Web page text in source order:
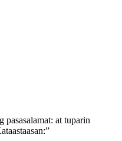
pasasalamat: at tuparin
”